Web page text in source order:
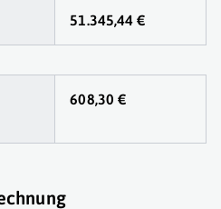
51.345,44 €
608,30 €